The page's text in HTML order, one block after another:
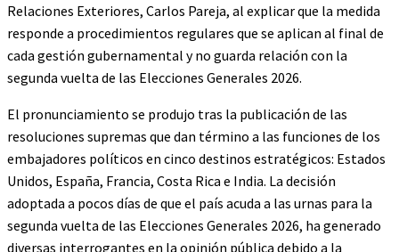
Relaciones Exteriores, Carlos Pareja, al explicar que la medida
responde a procedimientos regulares que se aplican al final de
cada gestión gubernamental y no guarda relación con la
segunda vuelta de las Elecciones Generales 2026.
El pronunciamiento se produjo tras la publicación de las
resoluciones supremas que dan término a las funciones de los
embajadores políticos en cinco destinos estratégicos: Estados
Unidos, España, Francia, Costa Rica e India. La decisión
adoptada a pocos días de que el país acuda a las urnas para la
segunda vuelta de las Elecciones Generales 2026, ha generado
diversas interrogantes en la opinión pública debido a la